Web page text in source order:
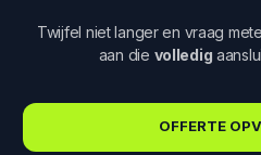
Twijfel niet langer en vraag
aan die volledig
OFFERTE